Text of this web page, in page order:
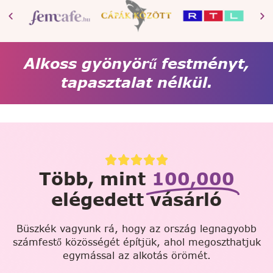
Alkoss gyönyörű festményt,
tapasztalat nélkül.
Több, mint 100,000
elégedett vásárló
Büszkék vagyunk rá, hogy az ország legnagyobb
számfestő közösségét építjük, ahol megoszthatjuk
egymással az alkotás örömét.